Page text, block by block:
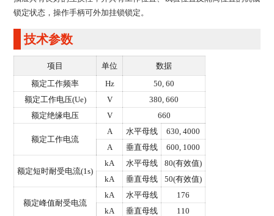
锁定状态，操作手柄可外加挂锁锁定。
技术参数
项目 单位
数据
额定工作频率
Hz
50, 60
额定工作电压(Ue)
V
380, 660
额定绝缘电压
V 660
额定工作电流
A 水平母线
630, 4000
A
垂直母线 600, 1000
额定短时耐受电流(1s)
kA 水平母线
80(有效值)
kA
垂直母线 50(有效值)
额定峰值耐受电流
kA 水平母线
176
kA
垂直母线
110